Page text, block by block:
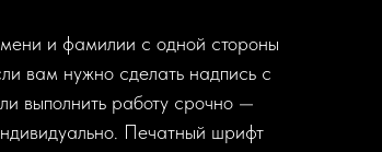
и фамилии с одной стороны
вам нужно сделать надпись с
выполнить работу срочно —
Печатный шрифт